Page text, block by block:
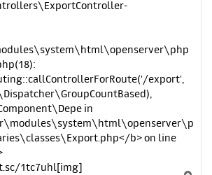
export',
in
b> on line
1tc7uhl[img]